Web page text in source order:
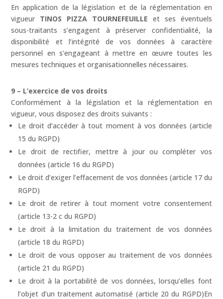
En application de la législation et de la réglementation en
vigueur TINOS PIZZA TOURNEFEUILLE et ses éventuels
sous-traitants s’engagent à préserver confidentialité, la
disponibilité et l’intégrité de vos données à caractère
personnel en s’engageant à mettre en œuvre toutes les
mesures techniques et organisationnelles nécessaires.
9 – L’exercice de vos droits
Conformément à la législation et la réglementation en
vigueur, vous disposez des droits suivants :
Le droit d’accéder à tout moment à vos données (article
15 du RGPD)
Le droit de rectifier, mettre à jour ou compléter vos
données (article 16 du RGPD)
Le droit d’exiger l’effacement de vos données (article 17 du
RGPD)
Le droit de retirer à tout moment votre consentement
(article 13-2 c du RGPD)
Le droit à la limitation du traitement de vos données
(article 18 du RGPD)
Le droit de vous opposer au traitement de vos données
(article 21 du RGPD)
Le droit à la portabilité de vos données, lorsqu’elles font
l’objet d’un traitement automatisé (article 20 du RGPD)En